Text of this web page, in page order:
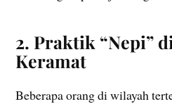
2. Praktik “Nepi”
Keramat
Beberapa orang di wilayah